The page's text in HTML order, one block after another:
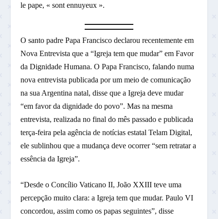
le pape, « sont ennuyeux ».
O santo padre Papa Francisco declarou recentemente em
Nova Entrevista que a “Igreja tem que mudar” em Favor
da Dignidade Humana. O Papa Francisco, falando numa
nova entrevista publicada por um meio de comunicação
na sua Argentina natal, disse que a Igreja deve mudar
“em favor da dignidade do povo”. Mas na mesma
entrevista, realizada no final do mês passado e publicada
terça-feira pela agência de notícias estatal Telam Digital,
ele sublinhou que a mudança deve ocorrer “sem retratar a
essência da Igreja”.
“Desde o Concílio Vaticano II, João XXIII teve uma
percepção muito clara: a Igreja tem que mudar. Paulo VI
concordou, assim como os papas seguintes”, disse